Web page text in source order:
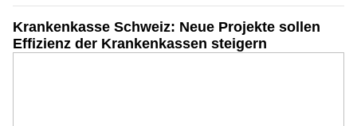
Krankenkasse Schweiz: Neue Projekte sollen
Effizienz der Krankenkassen steigern